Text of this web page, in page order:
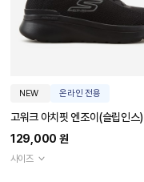
NEW 온라인 전용
고워크 아치핏 엔조이(슬립인스)
129,000 원
사이즈